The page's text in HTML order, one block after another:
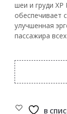
шеи и груди
обеспечивает
улучшенная
пассажира
В